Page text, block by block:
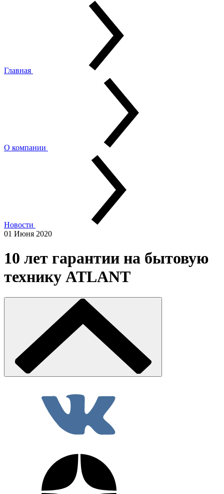
Главная
О компании
Новости
01 Июня 2020
10 лет гарантии на бытовую
технику ATLANT